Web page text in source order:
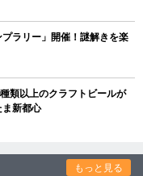
ラリー」開催！謎解きを楽
類以上のクラフトビールが
新都心
もっと見る